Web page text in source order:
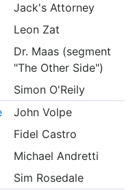
Jack's Attorney
Leon Zat
Dr. Maas (segment
"The Other Side")
Simon O'Reily
John Volpe
Fidel Castro
Michael Andretti
Sim Rosedale